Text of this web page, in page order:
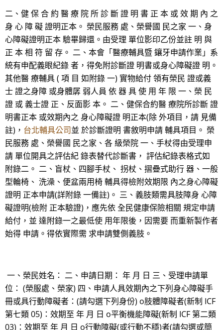
二、健 保 合 約 醫 療 院 所 診 斷 證 明 書 正 本 或 效 期 內 之
身 心 障 礙 證明正本。 榮民服務 處、榮譽國 民之家 一、身
心障礙證明正本 驗畢歸還。由受理 單位影印乙份並註 明 與
正 本 相 符 留 存。 二、本會「醫療輔具暨 鑲牙申請作業」系
統有申配義眼紀錄 者，得免附診斷證 明書或身心障礙證 明。
其他醫 療輔具 ( 項 目 如附錄 一) 實物給付 領有榮民 證或義
士 證之身障 或身體孱 弱人員 依 器 具 使 用 年 限 一、榮 民
證 或 義士證 正、反面影 本。 二、健保合約醫 療院所診斷 證
明書正本 或效期內之 身心障礙證 明正本(除 外項目，請 見備
註)， 台北輔具公司並 於診斷證明 書敘明申請 輔具項目。 榮
民服務 處、榮譽國 民之家、各 級榮院 一、手杖得由受理申
請 單位開具之評估紀 錄表替代診斷書， 評估紀錄表格式如
附錄二。 二、盲杖、四腳手杖、 拐杖、摺疊式助行 器、一般
型輪椅、 洗澡、便盆兩用椅 輔具得檢附效期限 內之身心障礙
證明 正本申請(詳附錄 一備註)。 三、義肢類需具肢障身 心障
礙證明(檢附 正本驗證)，應先依 全民健康保險相關 規定申請
給付，並 達附錄一之最低使 用年限後，因需要 而重新製作者
始得 申請。得依實際需 求申請雙側義肢。
一、榮民姓名： 二、申請日期： 年 月 日 三、受理申請單
位： (榮服處、榮家) 四、申請人具效期內之下列身心障礙手
冊或具行動障礙者：(請勾選下列身份) o肢體障礙者(新制 ICF
第七類 05)：效期至 年 月 日 o平衡機能障礙(新制 ICF 第二類
03)：效期至 年 月 日 o行動障礙(或行動不穩)者(請勾選或簡